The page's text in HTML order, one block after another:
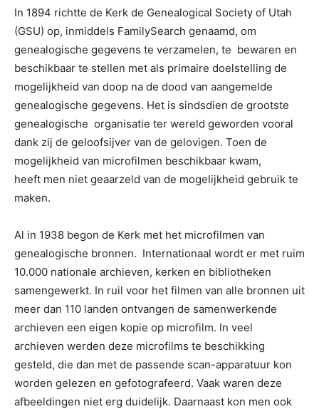
In 1894 richtte de Kerk de Genealogical Society of Utah
(GSU) op, inmiddels FamilySearch genaamd, om
genealogische gegevens te verzamelen, te bewaren en
beschikbaar te stellen met als primaire doelstelling de
mogelijkheid van doop na de dood van aangemelde
genealogische gegevens. Het is sindsdien de grootste
genealogische organisatie ter wereld geworden vooral
dank zij de geloofsijver van de gelovigen. Toen de
mogelijkheid van microfilmen beschikbaar kwam,
heeft men niet geaarzeld van de mogelijkheid gebruik te
maken.
Al in 1938 begon de Kerk met het microfilmen van
genealogische bronnen. Internationaal wordt er met ruim
10.000 nationale archieven, kerken en bibliotheken
samengewerkt. In ruil voor het filmen van alle bronnen uit
meer dan 110 landen ontvangen de samenwerkende
archieven een eigen kopie op microfilm. In veel
archieven werden deze microfilms te beschikking
gesteld, die dan met de passende scan-apparatuur kon
worden gelezen en gefotografeerd. Vaak waren deze
afbeeldingen niet erg duidelijk. Daarnaast kon men ook